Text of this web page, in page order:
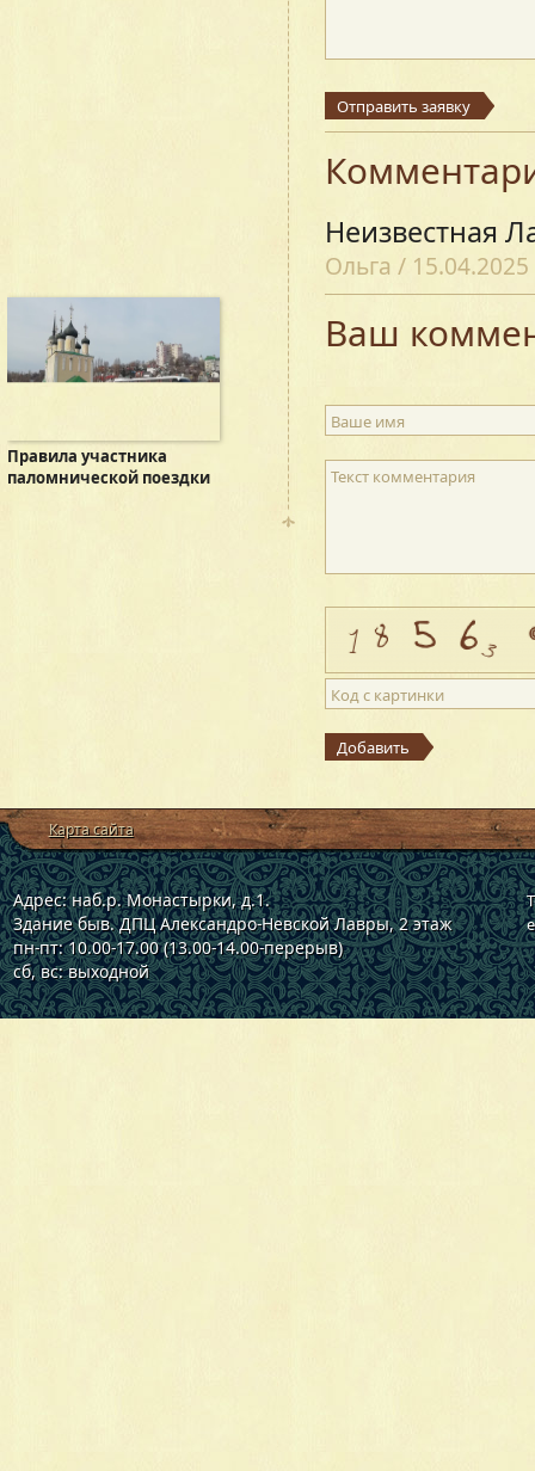
Правила участника
паломнической поездки
Отправить заявку
Неизвестная
Ольга /
Ваш
Ваше имя
Текст комментария
Код с картинки
Добавить
Карта сайта
Адрес: наб.р. Монастырки, д.1.
Здание быв. ДПЦ Александро-Невской Лавры, 2 этаж
пн-пт: 10.00-17.00 (13.00-14.00-перерыв)
сб, вс: выходной